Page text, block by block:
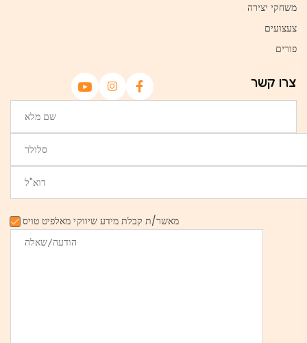
משחקי יצירה
צעצועים
פורים
צרו קשר
מאשר/ת קבלת מידע שיווקי מאלפיט טויס